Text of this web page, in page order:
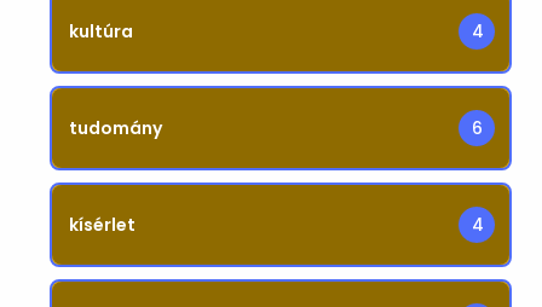
kultúra 4
tudomány 6
kísérlet 4